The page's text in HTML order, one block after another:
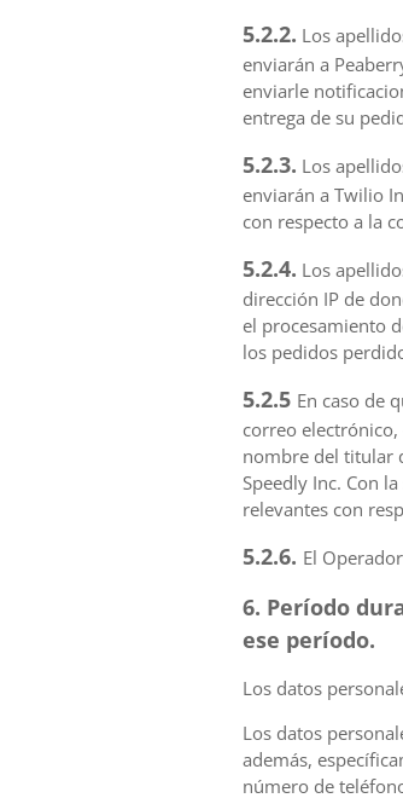
5.2.2. Los
enviarán a
enviarle
entrega de su
5.2.3. Los
enviarán a Twilio
con respecto a la
5.2.4. Los
dirección IP de
el procesamiento
los pedidos
5.2.5 En caso de
correo
nombre del titular
Speedly Inc. Con
relevantes con
5.2.6. El
6. Período
ese período.
Los datos
Los datos
además,
número de